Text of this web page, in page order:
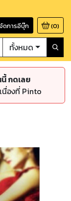
จัดการอีบุ๊ก (0)
ทั้งหมด
กดเลย
นื่องที่ Pinto